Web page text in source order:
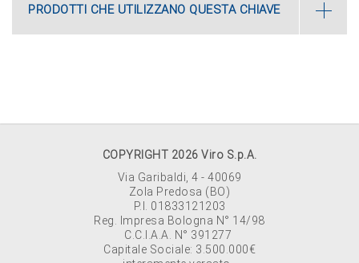
PRODOTTI CHE UTILIZZANO QUESTA CHIAVE
COPYRIGHT 2026 Viro S.p.A.
Via Garibaldi, 4 - 40069
Zola Predosa (BO)
P.I. 01833121203
Reg. Impresa Bologna N° 14/98
C.C.I.A.A. N° 391277
Capitale Sociale: 3.500.000€